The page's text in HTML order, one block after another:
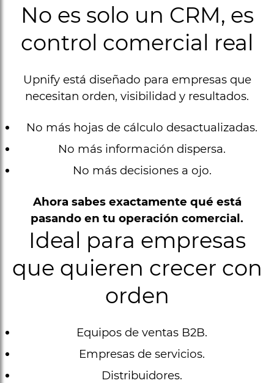
No es solo un CRM, es
control comercial real
Upnify está diseñado para empresas que
necesitan orden, visibilidad y resultados.
No más hojas de cálculo desactualizadas.
No más información dispersa.
No más decisiones a ojo.
Ahora sabes exactamente qué está
pasando en tu operación comercial.
Ideal para empresas
que quieren crecer con
orden
Equipos de ventas B2B.
Empresas de servicios.
Distribuidores.